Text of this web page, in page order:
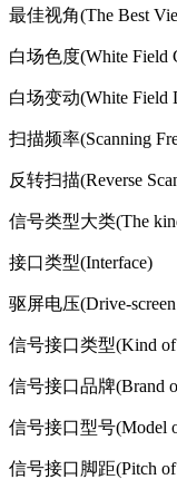
最佳视角(The Best
白场色度(White
白场变动(White
扫描频率(Scanning
反转扫描(Reverse
信号类型大类(The
接口类型
驱屏电压(Drive-
信号接口类型(Kind
信号接口品牌(Brand
信号接口型号(Model
信号接口脚距(Pitch